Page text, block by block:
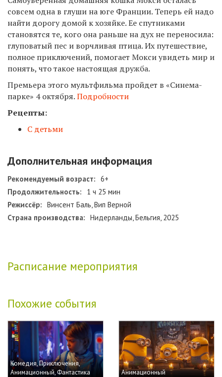
совсем одна в глуши на юге Франции. Теперь ей надо
найти дорогу домой к хозяйке. Ее спутниками
становятся те, кого она раньше на дух не переносила:
глуповатый пес и ворчливая птица. Их путешествие,
полное приключений, помогает Мокси увидеть мир и
понять, что такое настоящая дружба.
Премьера этого мультфильма пройдет в «Синема-
парке» 4 октября.Подробности
Рецепты:
С детьми
Дополнительная информация
Рекомендуемый возраст: 6+
Продолжительность:
1 ч 25 мин
Режиссёр: Винсент Баль, Вип Верной
Страна производства: Нидерланды, Бельгия, 2025
Расписание мероприятия
Похожие события
Комедия, Приключения,
Анимационный, Фантастика
Анимационный